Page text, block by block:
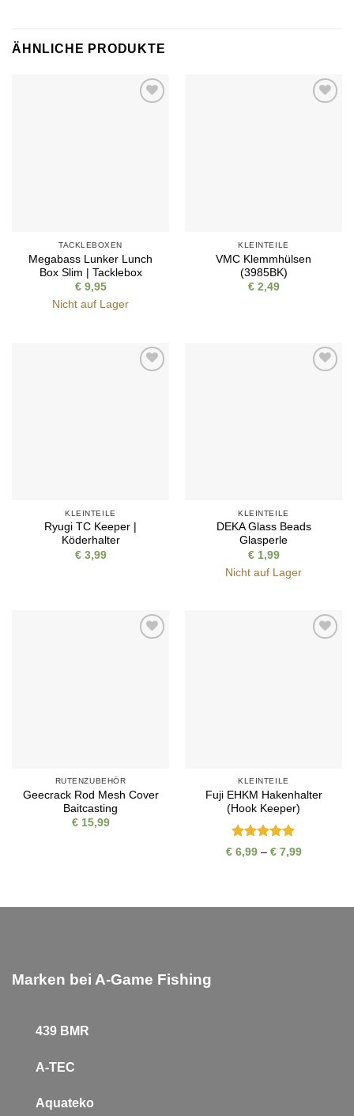
ÄHNLICHE PRODUKTE
TACKLEBOXEN
Megabass Lunker Lunch
Box Slim | Tacklebox
€9,95
Nicht auf Lager
KLEINTEILE
VMC Klemmhülsen
(3985BK)
€2,49
KLEINTEILE
Ryugi TC Keeper |
Köderhalter
€3,99
KLEINTEILE
DEKA Glass Beads
Glasperle
€1,99
Nicht auf Lager
RUTENZUBEHÖR
Geecrack Rod Mesh Cover
Baitcasting
€15,99
KLEINTEILE
Fuji EHKM Hakenhalter
(Hook Keeper)
Bewertet
€6,99 – €7,99
Marken bei A-Game Fishing
439 BMR
A-TEC
Aquateko